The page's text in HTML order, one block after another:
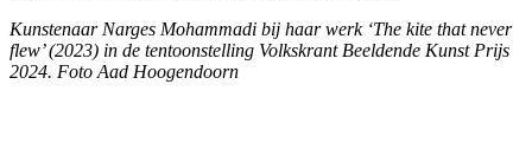
Kunstenaar Narges Mohammadi bij haar werk ‘The kite that never
flew’ (2023) in de tentoonstelling Volkskrant Beeldende Kunst Prijs
2024. Foto Aad Hoogendoorn